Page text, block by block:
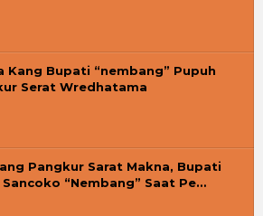
Kang Bupati “nembang” Pupuh
Serat Wredhatama
Pangkur Sarat Makna, Bupati
Sancoko “Nembang” Saat Pe…